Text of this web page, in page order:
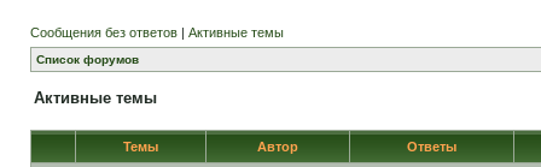
Сообщения без ответов | Активные темы
Список форумов
Активные темы
Темы Автор Ответы